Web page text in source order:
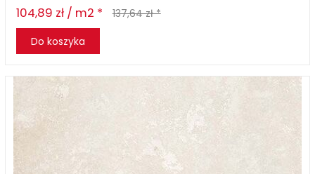
104,89 zł / m2 *
137,64 zł *
Do koszyka